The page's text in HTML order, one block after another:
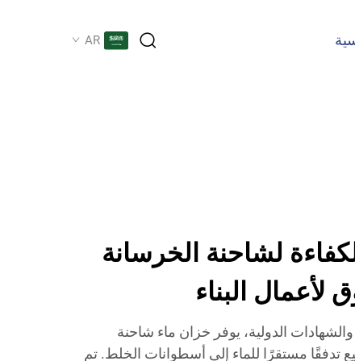
AR
لشاحنة الخرسانة
لأعمال البناء
الدولية، يوفر خزان ماء شاحنة
تدفقًا مستقرًا للماء إلى أسطوانات الخلط. تم